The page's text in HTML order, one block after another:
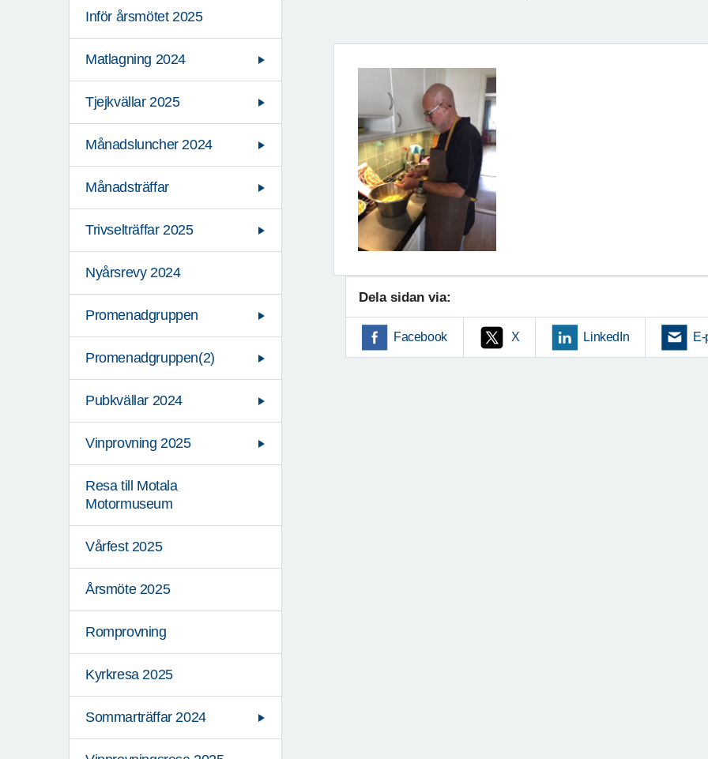
Inför årsmötet 2025
Matlagning 2024
Tjejkvällar 2025
Månadsluncher 2024
Månadsträffar
Trivselträffar 2025
Nyårsrevy 2024
Promenadgruppen
Promenadgruppen(2)
Pubkvällar 2024
Vinprovning 2025
Resa till Motala
Motormuseum
Vårfest 2025
Årsmöte 2025
Romprovning
Kyrkresa 2025
Sommarträffar 2024
Dela sidan via:
Facebook X LinkedIn